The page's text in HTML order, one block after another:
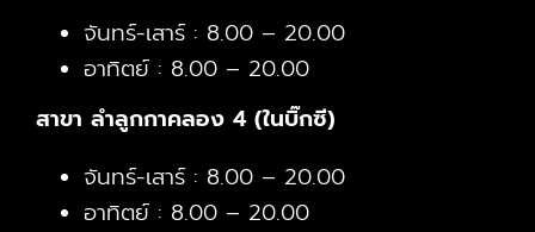
จันทร์-เสาร์ : 8.00 – 20.00
อาทิตย์ : 8.00 – 20.00
สาขา ลำลูกกาคลอง 4 (ในบิ๊กซี)
จันทร์-เสาร์ : 8.00 – 20.00
อาทิตย์ : 8.00 – 20.00